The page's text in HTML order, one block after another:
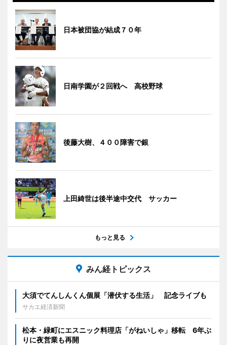
日本被団協が結成７０年
日南学園が２回戦へ 高校野球
後藤大樹、４００障害で銀
上田綺世は後半途中交代 サッカー
もっと見る
みん経トピックス
大須でてんしんくん個展「潜伏する生活」 記念ライブも
サカエ経済新聞
松本・緑町にエスニック料理店「がねいしゃ」移転 6年ぶ
りに夜営業も再開